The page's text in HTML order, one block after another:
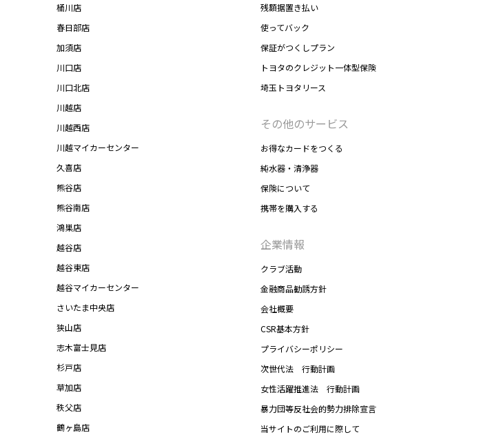
桶川店
春日部店
加須店
川口店
川口北店
川越店
川越西店
川越マイカーセンター
久喜店
熊谷店
熊谷南店
鴻巣店
越谷店
越谷東店
越谷マイカーセンター
さいたま中央店
狭山店
志木富士見店
杉戸店
草加店
秩父店
鶴ヶ島店
残額据置き払い
使ってバック
保証がつくしプラン
トヨタのクレジット一体型保険
埼玉トヨタリース
その他のサービス
お得なカードをつくる
純水器・清浄器
保険について
携帯を購入する
企業情報
クラブ活動
金融商品勧誘方針
会社概要
CSR基本方針
プライバシーポリシー
次世代法 行動計画
女性活躍推進法 行動計画
暴力団等反社会的勢力排除宣言
当サイトのご利用に際して